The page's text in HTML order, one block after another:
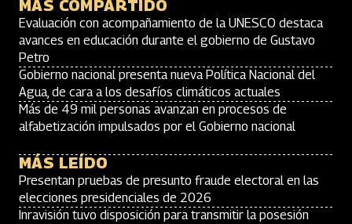
MÁS COMPARTIDO
Evaluación con acompañamiento de la UNESCO destaca
avances en educación durante el gobierno de Gustavo
Petro
Gobierno nacional presenta nueva Política Nacional del
Agua, de cara a los desafíos climáticos actuales
Más de 49 mil personas avanzan en procesos de
alfabetización impulsados por el Gobierno nacional
MÁS LEÍDO
Presentan pruebas de presunto fraude electoral en las
elecciones presidenciales de 2026
Inravisión tuvo disposición para transmitir la posesión